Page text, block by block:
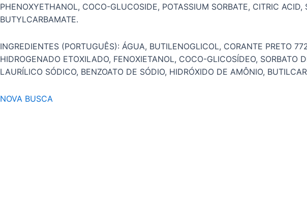
PHENOXYETHANOL, COCO-GLUCOSIDE, POTASSIUM SORBATE, CITRIC
BUTYLCARBAMATE.
INGREDIENTES (PORTUGUÊS): ÁGUA, BUTILENOGLICOL, CORANTE PRETO
HIDROGENADO ETOXILADO, FENOXIETANOL, COCO-GLICOSÍDEO,
LAURÍLICO SÓDICO, BENZOATO DE SÓDIO, HIDRÓXIDO DE AMÔNIO,
NOVA BUSCA